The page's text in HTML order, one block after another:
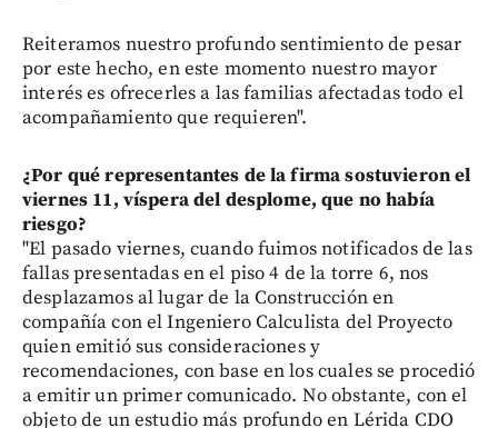
Reiteramos nuestro profundo sentimiento de pesar
por este hecho, en este momento nuestro mayor
interés es ofrecerles a las familias afectadas todo el
acompañamiento que requieren".
¿Por qué representantes de la firma sostuvieron el
viernes 11, víspera del desplome, que no había
riesgo?
"El pasado viernes, cuando fuimos notificados de las
fallas presentadas en el piso 4 de la torre 6, nos
desplazamos al lugar de la Construcción en
compañía con el Ingeniero Calculista del Proyecto
quien emitió sus consideraciones y
recomendaciones, con base en los cuales se procedió
a emitir un primer comunicado. No obstante, con el
objeto de un estudio más profundo en Lérida CDO